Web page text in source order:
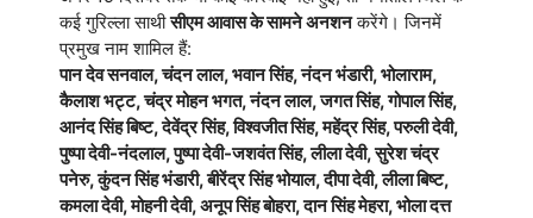
कई गुरिल्ला साथीसीएम आवास के सामने अनशनकरेंगे। जिनमें
प्रमुख नाम शामिल हैं:
पान देव सनवाल, चंदन लाल, भवान सिंह, नंदन भंडारी, भोलाराम,
कैलाश भट्ट, चंद्र मोहन भगत, नंदन लाल, जगत सिंह, गोपाल सिंह,
आनंद सिंह बिष्ट, देवेंद्र सिंह, विश्वजीत सिंह, महेंद्र सिंह, परुली देवी,
पुष्पा देवी-नंदलाल, पुष्पा देवी-जशवंत सिंह, लीला देवी, सुरेश चंद्र
पनेरु, कुंदन सिंह भंडारी, बीरेंद्र सिंह भोयाल, दीपा देवी, लीला बिष्ट,
कमला देवी, मोहनी देवी, अनूप सिंह बोहरा, दान सिंह मेहरा, भोला दत्त